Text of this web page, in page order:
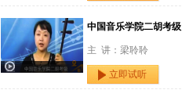
中国音乐学院二胡考级
主 讲：梁聆聆
立即试听